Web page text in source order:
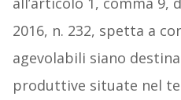
2016, n. 232, spetta a
agevolabili siano
produttive situate nel